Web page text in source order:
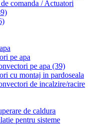
comanda / Actuatori
pe apa
pe apa (39)
cu montaj in pardoseala
de incalzire/racire
de caldura
pentru sisteme